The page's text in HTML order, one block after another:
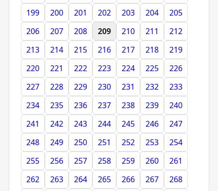
199
200 201 202 203 204
205
206
207 208 209 210 211
212
213
214 215 216 217 218
219
220
221 222 223 224 225
226
227
228 229 230 231 232
233
234
235 236 237 238 239
240
241
242 243 244 245 246
247
248
249 250 251 252 253
254
255
256 257 258 259 260
261
262
263 264 265 266 267 268